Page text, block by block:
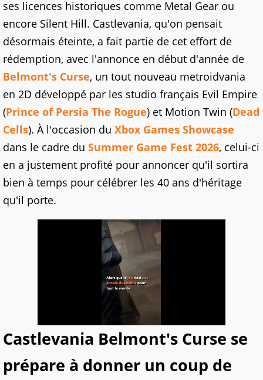
ses licences historiques comme Metal Gear ou
encore Silent Hill. Castlevania, qu'on pensait
désormais éteinte, a fait partie de cet effort de
rédemption, avec l'annonce en début d'année de
Belmont's Curse, un tout nouveau metroidvania
en 2D développé par les studio français Evil Empire
(Prince of Persia The Rogue) et Motion Twin (Dead
Cells). À l'occasion du Xbox Games Showcase
dans le cadre du Summer Game Fest 2026, celui-ci
en a justement profité pour annoncer qu'il sortira
bien à temps pour célébrer les 40 ans d'héritage
qu'il porte.
Castlevania Belmont's Curse se
prépare à donner un coup de